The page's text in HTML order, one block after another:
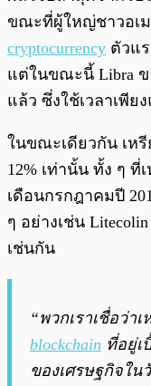
ขณะที่ผู้ใหญ่ชาวอเม
cryptocurrency ตัวแ
แต่ในขณะนี้ Libra ข
แล้ว ซึ่งใช้เวลาเพีย
ในขณะเดียวกัน เห
12% เท่านั้น ทั้ง ๆ
เดือนกรกฎาคมปี
ๆ อย่างเช่น
เช่นกัน
“พวกเราเชื่อว่า
blockchain ที่อยู่เ
ของเศรษฐกิจใน